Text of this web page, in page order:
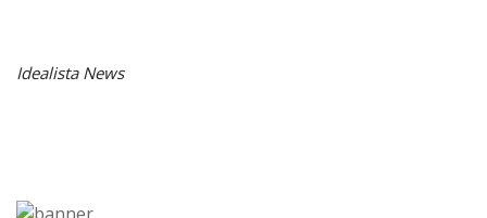
Idealista News